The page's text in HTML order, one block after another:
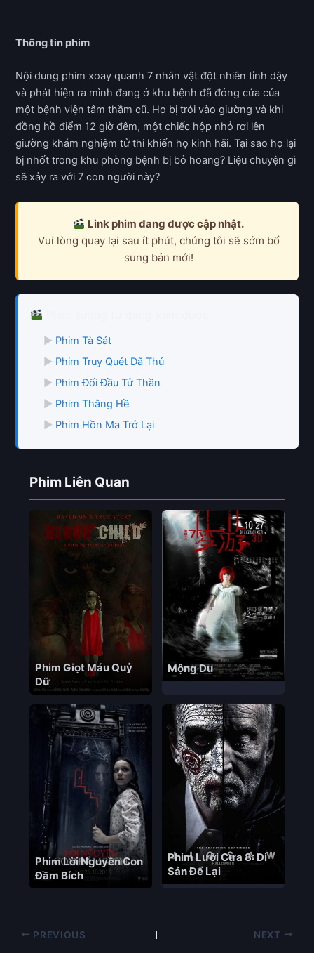
Thông tin phim
Nội dung phim xoay quanh 7 nhân vật đột nhiên tỉnh dậy
và phát hiện ra mình đang ở khu bệnh đã đóng cửa của
một bệnh viện tâm thầm cũ. Họ bị trói vào giường và khi
đồng hồ điểm 12 giờ đêm, một chiếc hộp nhỏ rơi lên
giường khám nghiệm tử thi khiến họ kinh hãi. Tại sao họ lại
bị nhốt trong khu phòng bệnh bị bỏ hoang? Liệu chuyện gì
sẽ xảy ra với 7 con người này?
Link phim đang được cập nhật.
Vui lòng quay lại sau ít phút, chúng tôi sẽ sớm bổ
sung bản mới!
▶ Phim Tà Sát
▶ Phim Truy Quét Dã Thú
▶ Phim Đối Đầu Tử Thần
▶ Phim Thằng Hề
▶ Phim Hồn Ma Trở Lại
Phim Liên Quan
Phim Giọt Máu Quỷ
Dữ
Mộng Du
Phim Lời Nguyền Con
Đầm Bích
Phim Lưỡi Cưa 8: Di
Sản Để Lại
PREVIOUS NEXT